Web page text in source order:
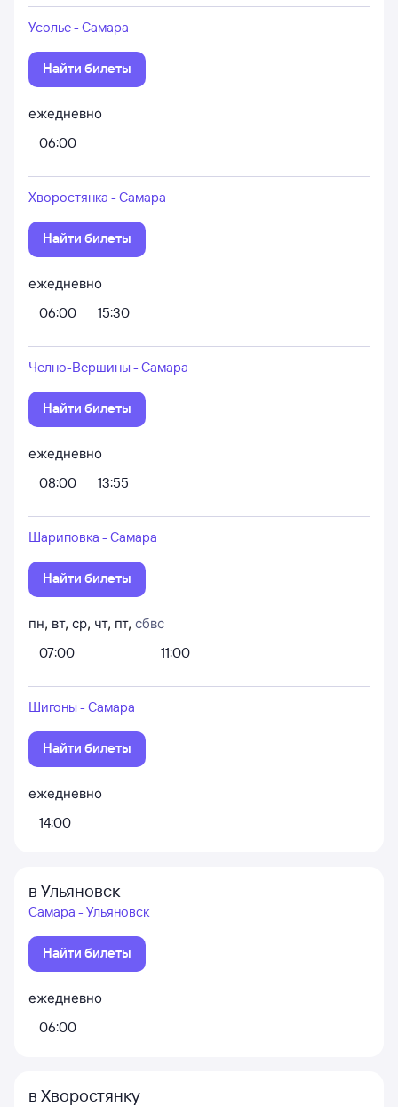
Усолье - Самара
Найти билеты
ежедневно
06:00
Хворостянка - Самара
Найти билеты
ежедневно
06:00
15:30
Челно-Вершины - Самара
Найти билеты
ежедневно
08:00
13:55
Шариповка - Самара
Найти билеты
пн, вт, ср, чт, пт, сб
07:00
вс
11:00
Шигоны - Самара
Найти билеты
ежедневно
14:00
в Ульяновск
Самара - Ульяновск
Найти билеты
ежедневно
06:00
в Хворостянку